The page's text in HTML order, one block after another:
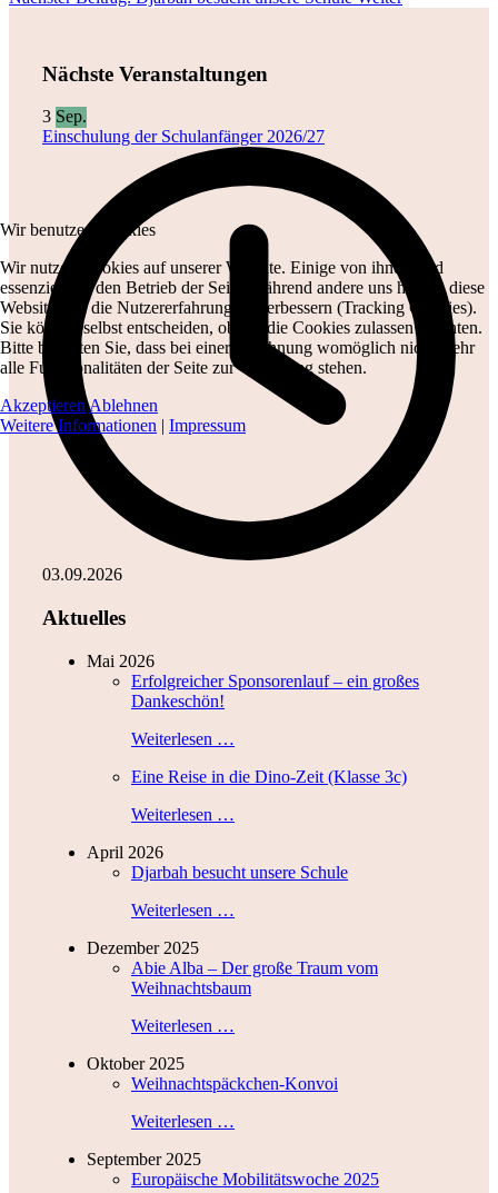
Nächste Veranstaltungen
3 Sep.
Einschulung der Schulanfänger 2026/27
03.09.2026
Aktuelles
Mai 2026
Erfolgreicher Sponsorenlauf – ein großes
Dankeschön!
Weiterlesen …
Eine Reise in die Dino-Zeit (Klasse 3c)
Weiterlesen …
April 2026
Djarbah besucht unsere Schule
Weiterlesen …
Dezember 2025
Abie Alba – Der große Traum vom
Weihnachtsbaum
Weiterlesen …
Oktober 2025
Weihnachtspäckchen-Konvoi
Weiterlesen …
September 2025
Europäische Mobilitätswoche 2025
Wir benutzen Cookies
Wir nutzen Cookies auf unserer Website. Einige von ihnen sind
essenziell für den Betrieb der Seite, während andere uns helfen, diese
Website und die Nutzererfahrung zu verbessern (Tracking Cookies).
Sie können selbst entscheiden, ob Sie die Cookies zulassen möchten.
Bitte beachten Sie, dass bei einer Ablehnung womöglich nicht mehr
alle Funktionalitäten der Seite zur Verfügung stehen.
Akzeptieren Ablehnen
Weitere Informationen | Impressum